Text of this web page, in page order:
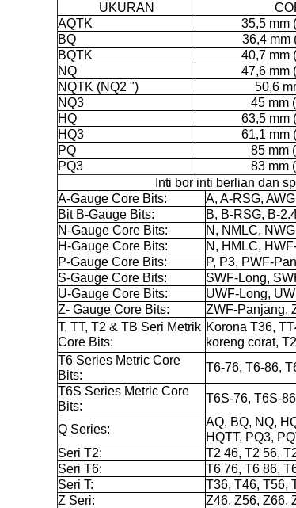
UKURAN
AQTK
35,5 mm
BQ
36,4 mm
BQTK
40,7 mm
NQ
47,6 mm
NQTK (NQ2 ")
50,6
NQ3
45 mm
HQ
63,5 mm
HQ3
61,1 mm
PQ
85 mm
PQ3
83 mm
Inti bor inti berlian dan
A-Gauge Core Bits:
A, A-RSG,
Bit B-Gauge Bits:
B, B-RSG, B-
N-Gauge Core Bits:
N, NMLC,
H-Gauge Core Bits:
N, HMLC,
P-Gauge Core Bits:
P, P3, PWF-
S-Gauge Core Bits:
SWF-Long,
U-Gauge Core Bits:
UWF-Long,
Z- Gauge Core Bits:
ZWF-Panjang,
T, TT, T2 & TB Seri Metrik
Core Bits:
Korona T36,
koreng corat,
T6 Series Metric Core
Bits:
T6-76, T6-86,
T6S Series Metric Core
Bits:
T6S-76, T6S-
Q Series:
AQ, BQ, NQ,
HQTT, PQ3,
Seri T2:
T2 46, T2 56,
Seri T6:
T6 76, T6 86,
Seri T:
T36, T46, T56,
Z Seri:
Z46, Z56, Z66,